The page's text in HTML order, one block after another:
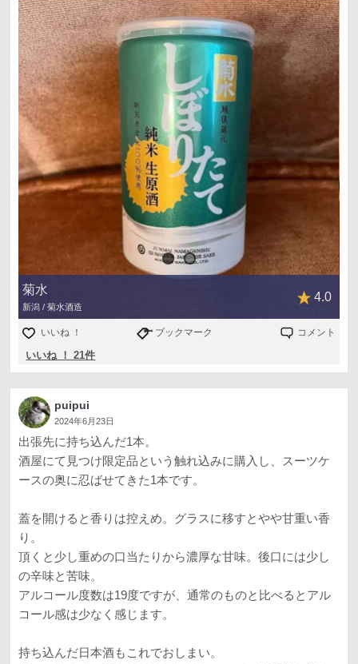
菊水
新潟 / 菊水酒造
4.0
いいね ！ ブックマーク コメント
いいね ！ 21件
puipui
2024年6月23日
出張先に持ち込んだ1本。
酒屋にて見つけ限定品という触れ込みに購入し、スーツケ
ースの奥に忍ばせてきた1本です。
蓋を開けると香りは控えめ。グラスに移すとやや甘重い香
り。
頂くと少し重めの口当たりから濃厚な甘味。後口には少し
の辛味と苦味。
アルコール度数は19度ですが、通常のものと比べるとアル
コール感は少なく感じます。
持ち込んだ日本酒もこれでおしまい。